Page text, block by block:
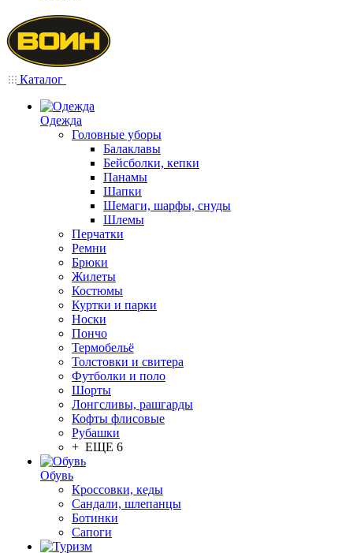
Каталог
Одежда
Головные уборы
Балаклавы
Бейсболки, кепки
Панамы
Шапки
Шемаги, шарфы, снуды
Шлемы
Перчатки
Ремни
Брюки
Жилеты
Костюмы
Куртки и парки
Носки
Пончо
Термобельё
Толстовки и свитера
Футболки и поло
Шорты
Лонгсливы, рашгарды
Кофты флисовые
Рубашки
+ ЕЩЕ 6
Обувь
Кроссовки, кеды
Сандали, шлепанцы
Ботинки
Сапоги